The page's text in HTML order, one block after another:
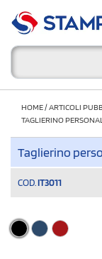
HOME/ARTICOLI
TAGLIERINO
Taglierino
COD. IT3011